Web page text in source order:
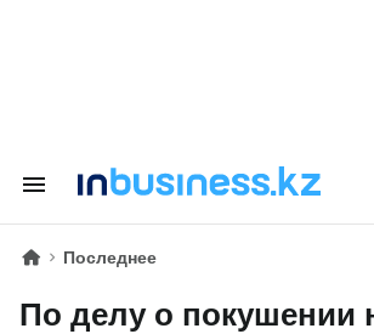
Последнее
По делу о покушении